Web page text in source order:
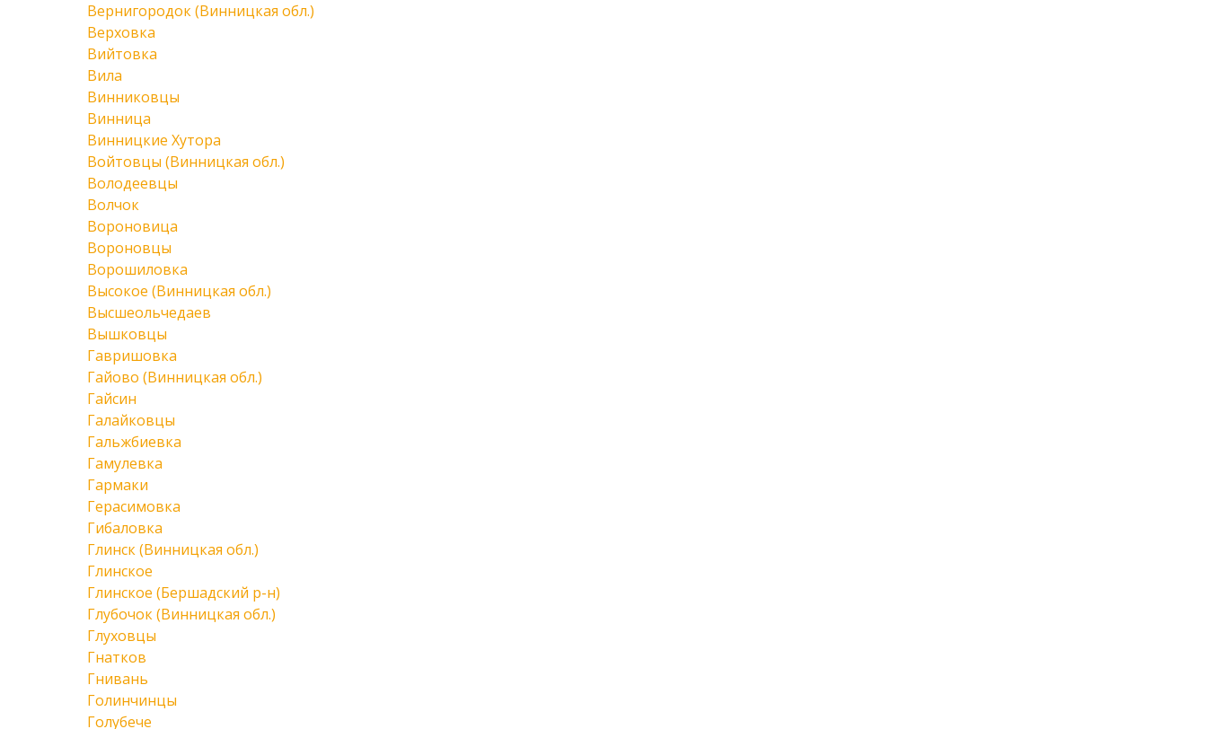
Вернигородок (Винницкая обл.)
Верховка
Вийтовка
Вила
Винниковцы
Винница
Винницкие Хутора
Войтовцы (Винницкая обл.)
Володеевцы
Волчок
Вороновица
Вороновцы
Ворошиловка
Высокое (Винницкая обл.)
Высшеольчедаев
Вышковцы
Гавришовка
Гайово (Винницкая обл.)
Гайсин
Галайковцы
Гальжбиевка
Гамулевка
Гармаки
Герасимовка
Гибаловка
Глинск (Винницкая обл.)
Глинское
Глинское (Бершадский р-н)
Глубочок (Винницкая обл.)
Глуховцы
Гнатков
Гнивань
Голинчинцы
Голубече